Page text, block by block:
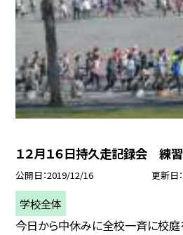
１２月１６日持久走記録会 練習
公開日 2019/12/16 更新日
学校全体
今日から中休みに全校一斉に校庭